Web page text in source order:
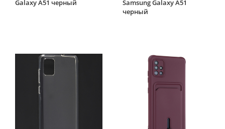
Galaxy A51 черный
Samsung Galaxy A51
черный